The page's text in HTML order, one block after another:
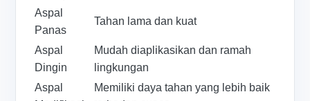
Aspal
Panas
Tahan lama dan kuat
Aspal
Dingin
Mudah diaplikasikan dan ramah
lingkungan
Aspal
Memiliki daya tahan yang lebih baik